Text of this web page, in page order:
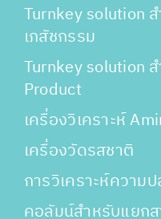
Turnkey solution
เภสัชกรรม
Turnkey solution
Product
เครื่องวิเคราะห์
เครื่องวัดรสชาติ
การวิเคราะห์ความ
คอลัมน์สำหรับแยกส